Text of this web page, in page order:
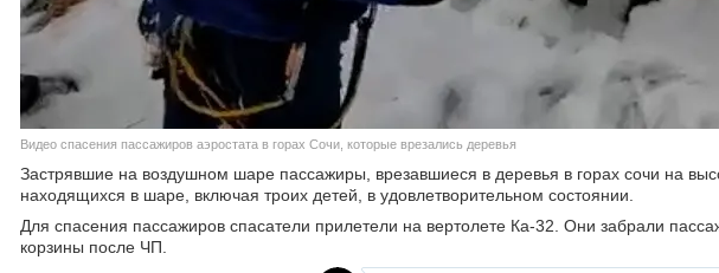
Видео спасения пассажиров аэростата в горах Сочи, которые врезались деревья
Застрявшие на воздушном шаре пассажиры, врезавшиеся в деревья в горах сочи на
находящихся в шаре, включая троих детей, в удовлетворительном состоянии.
Для спасения пассажиров спасатели прилетели на вертолете Ка-32. Они забрали
корзины после ЧП.